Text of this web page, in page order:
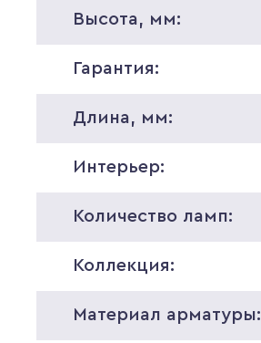
Высота, мм:
Гарантия:
Длина, мм:
Интерьер:
Количество ламп:
Коллекция:
Материал арматуры: